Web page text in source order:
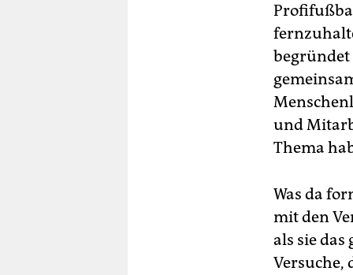
begründet
und
Thema
Was da
mit den
als sie
Versuche,